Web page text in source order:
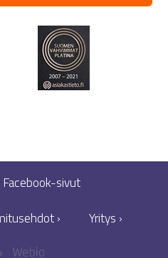
Facebook-sivut
› Yritys ›